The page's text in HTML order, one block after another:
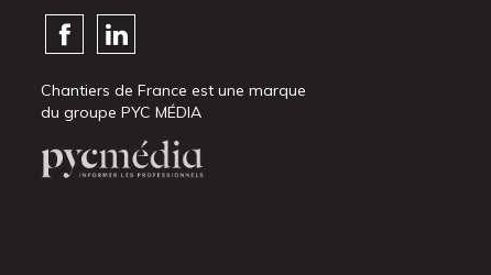
Chantiers de France est une marque
du groupe PYC MÉDIA